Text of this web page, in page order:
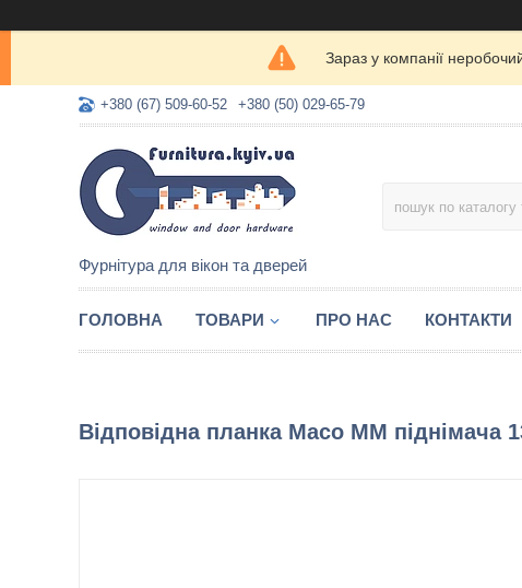
Зараз у компанії
+380 (67) 509-60-52 +380 (50) 029-65-79
Фурнітура для вікон та дверей
ГОЛОВНА ТОВАРИ ПРО НАС КОНТАКТИ
Відповідна планка Maco MM піднімача